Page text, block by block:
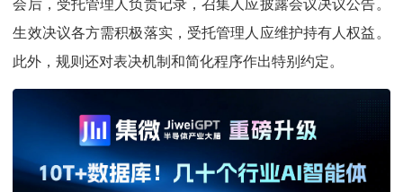
会后，受托管理人负责记录，召集人应披露会议决议公告。
生效决议各方需积极落实，受托管理人应维护持有人权益。
此外，规则还对表决机制和简化程序作出特别约定。